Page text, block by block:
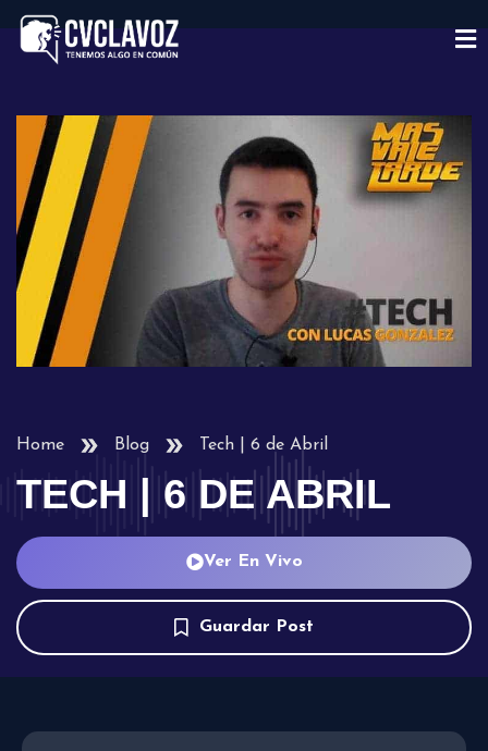
Home Blog Tech | 6 de Abril
TECH | 6 DE ABRIL
Ver En Vivo
Guardar Post